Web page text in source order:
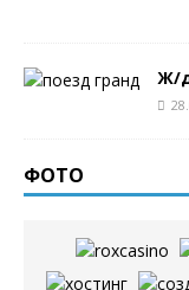
Ж/
ФОТО